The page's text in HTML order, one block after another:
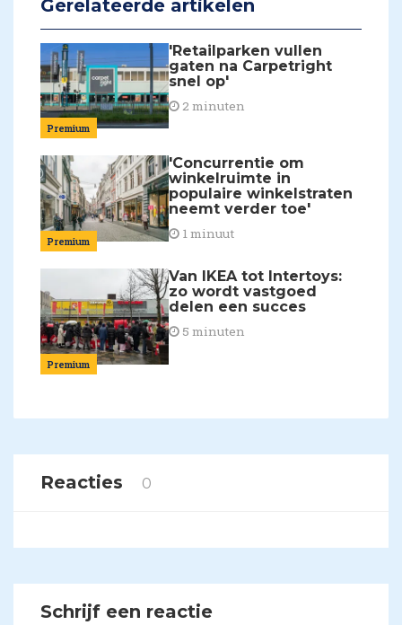
Gerelateerde artikelen
Premium
'Retailparken vullen
gaten na Carpetright
snel op'
2 minuten
Premium
'Concurrentie om
winkelruimte in
populaire winkelstraten
neemt verder toe'
1 minuut
Premium
Van IKEA tot Intertoys:
zo wordt vastgoed
delen een succes
5 minuten
Reacties 0
Schrijf een reactie